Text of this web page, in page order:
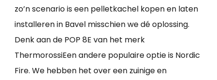
zo’n scenario is een pelletkachel kopen en laten
installeren in Bavel misschien we dé oplossing.
Denk aan de POP 8E van het merk
ThermorossiEen andere populaire optie is Nordic
Fire. We hebben het over een zuinige en